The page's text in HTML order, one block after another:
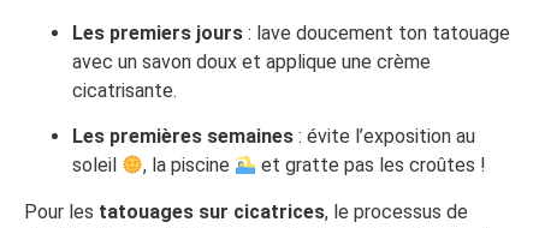
Les premiers jours : lave doucement ton tatouage
avec un savon doux et applique une crème
cicatrisante.
Les premières semaines : évite l’exposition au
soleil
, la piscine et gratte pas les croûtes !
Pour les tatouages sur cicatrices, le processus de